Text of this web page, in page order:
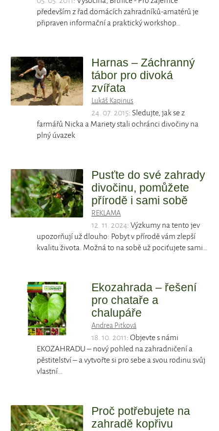
především z řad domácích zahradníků-amatérů je
připraven informační a praktický workshop…
Harnas – Záchranný
tábor pro divoká
zvířata
Lukáš Kapinus
24. 07. 2015: Sledujte, jak se z
farmářů Nicka a Mariety stali ochránci divočiny na
plný úvazek
Pusťte do své zahrady
divočinu, pomůžete
přírodě i sami sobě
REKLAMA
12. 11. 2024: Výzkumy na tento jev
upozorňují už dlouho: Pobyt v přírodě vám zlepší
kvalitu života. Možná to na sobě už pociťujete sami…
Ekozahrada – řešení
pro chataře a
chalupáře
Andrea Pitková
18. 10. 2011: Objevte s námi
EKOZAHRADU – nový pohled na zahradničení a
pěstitelství – a vytvořte si pro sebe a svou rodinu svůj
vlastní…
Proč potřebujete na
zahradě kopřivu